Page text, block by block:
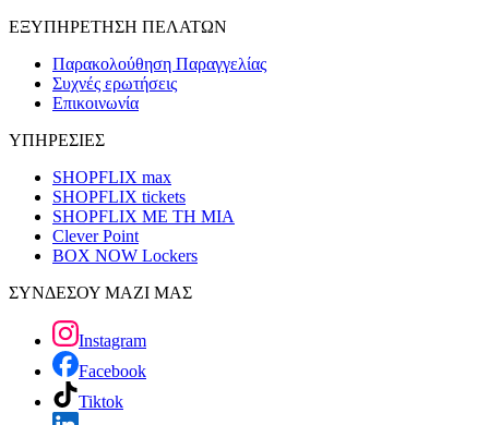
ΕΞΥΠΗΡΕΤΗΣΗ ΠΕΛΑΤΩΝ
Παρακολούθηση Παραγγελίας
Συχνές ερωτήσεις
Επικοινωνία
ΥΠΗΡΕΣΙΕΣ
SHOPFLIX max
SHOPFLIX tickets
SHOPFLIX ΜΕ ΤΗ ΜΙΑ
Clever Point
BOX NOW Lockers
ΣΥΝΔΕΣΟΥ ΜΑΖΙ ΜΑΣ
Instagram
Facebook
Tiktok